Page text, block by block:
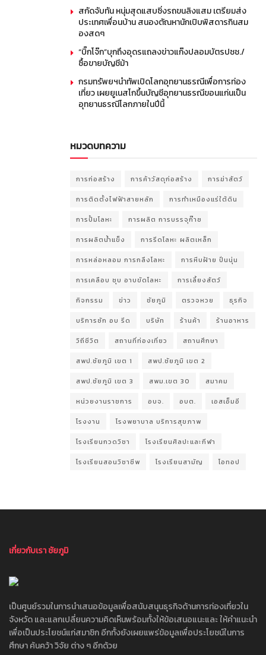
สกัดจับทัน หนุ่มสุดแสบซิ่งรถขนลิงแสม เตรียมส่ง
ประเทศเพื่อนบ้าน สนองตัณหานักเปิบพิสดารกินสม
องสดๆ
“บิ๊กโจ๊ก”บุกถึงอุดรแถลงข่าวแก๊งปลอมบัตรปชช./
ซื้อขายบัญชีม้า
กรมทรัพยฯนำทัพเปิดโลกอุทยานธรณีเพื่อการท่อง
เที่ยว เผยยูเนสโกขึ้นบัญชีอุทยานธรณีขอนแก่นเป็น
อุทยานธรณีโลกภายในปีนี้
หมวดบทความ
การก่อสร้าง การค้าวัสดุก่อสร้าง การฆ่าสัตว์
การติดตั้งไฟฟ้าสายหลัก การทำเหมืองแร่ใต้ดิน
การปั้มโลหะ การผลิต การบรรจุก๊าซ
การผลิตน้ำแข็ง การรีดโลหะ ผลิตเหล็ก
การหล่อหลอม การกลึงโลหะ การหีบฝ้าย ปั่นนุ่น
การเคลือบ ชุบ อาบขัดโลหะ การเลี้ยงสัตว์
กิจกรรม ข่าว ชัยภูมิ ตรวจหวย ธุรกิจ
บริการซัก อบ รีด บริษัท ร้านค้า ร้านอาหาร
วิถีชีวิต สถานที่ท่องเที่ยว สถานศึกษา
สพป.ชัยภูมิ เขต 1 สพป.ชัยภูมิ เขต 2
สพป.ชัยภูมิ เขต 3 สพม.เขต 30 สมาคม
หน่วยงานราชการ อบจ. อบต. เอสเอ็มอี
โรงงาน โรงพยาบาล บริการสุขภาพ
โรงเรียนกวดวิชา โรงเรียนศิลปะและกีฬา
โรงเรียนสอนวิชาชีพ โรงเรียนสามัญ โอทอป
เกี่ยวกับเรา ชัยภูมิ
เป็นศูนย์รวมในการนำเสนอข้อมูลเพื่อสนับสนุนธุรกิจด้านการท่องเที่ยวใน
จังหวัด และแลกเปลี่ยนความคิดเห็นพร้อมทั้งให้ข้อเสนอแนะและ ให้คำแนะนำ
เพื่อเป็นประโยชน์แก่สมาชิก อีกทั้งยังเผยแพร่ข้อมูลเพื่อประโยชน์ในการ
ศึกษา ค้นคว้า วิจัย ต่าง ๆ อีกด้วย